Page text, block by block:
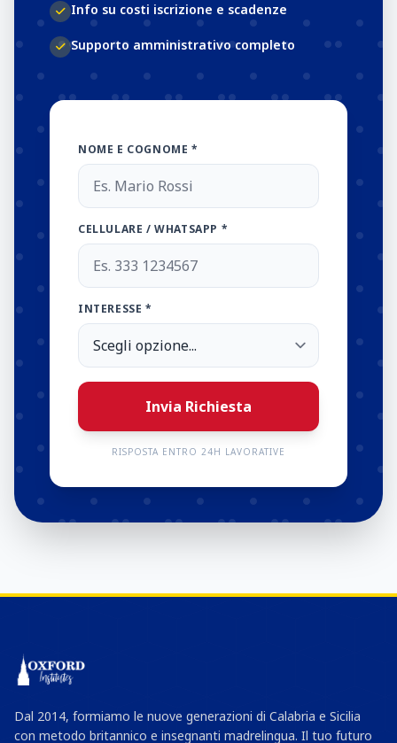
Info su costi iscrizione e scadenze
Supporto amministrativo completo
NOME E COGNOME *
CELLULARE / WHATSAPP *
INTERESSE *
Invia Richiesta
RISPOSTA ENTRO 24H LAVORATIVE
Dal 2014, formiamo le nuove generazioni di Calabria e Sicilia
con metodo britannico e insegnanti madrelingua. Il tuo futuro